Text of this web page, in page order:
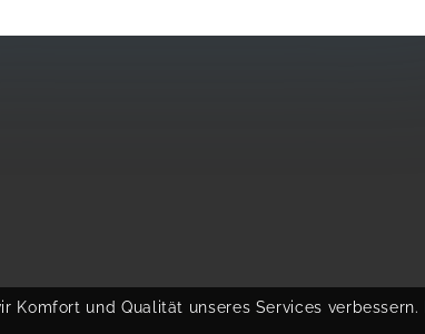
Komfort und Qualität unseres Services verbessern.